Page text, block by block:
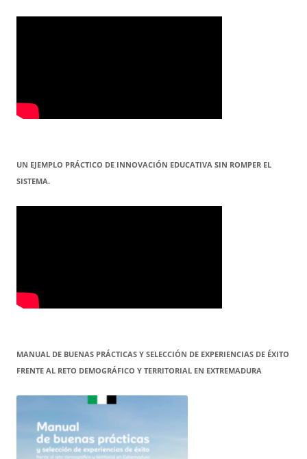
UN EJEMPLO PRÁCTICO DE INNOVACIÓN EDUCATIVA SIN ROMPER EL
SISTEMA.
MANUAL DE BUENAS PRÁCTICAS Y SELECCIÓN DE EXPERIENCIAS DE ÉXITO
FRENTE AL RETO DEMOGRÁFICO Y TERRITORIAL EN EXTREMADURA